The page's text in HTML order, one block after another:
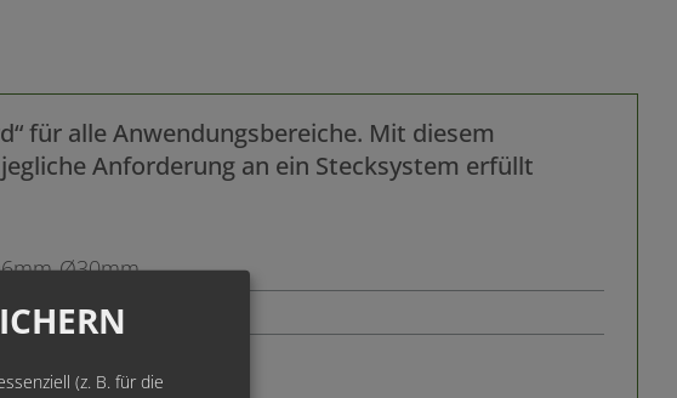
für alle Anwendungsbereiche. Mit diesem
Anforderung an ein Stecksystem erfüllt
Ø30mm
mittel-schwer
(z. B. für die